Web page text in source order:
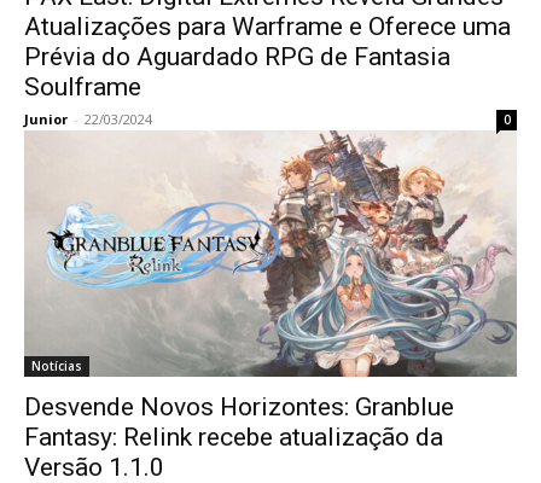
Atualizações para Warframe e Oferece uma
Prévia do Aguardado RPG de Fantasia
Soulframe
Junior - 22/03/2024 0
Notícias
Desvende Novos Horizontes: Granblue
Fantasy: Relink recebe atualização da
Versão 1.1.0